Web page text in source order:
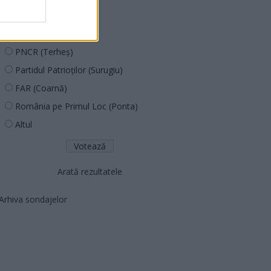
PNCR (Terheș)
Partidul Patrioților (Surugiu)
FAR (Coarnă)
România pe Primul Loc (Ponta)
Altul
Arată rezultatele
sondajelor